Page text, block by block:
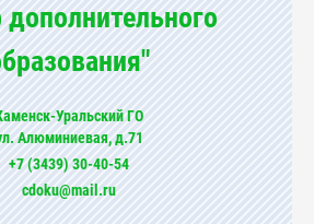
Уральский ГО
Алюминиевая, д.71
+7 (3439) 30-40-54
cdoku@mail.ru